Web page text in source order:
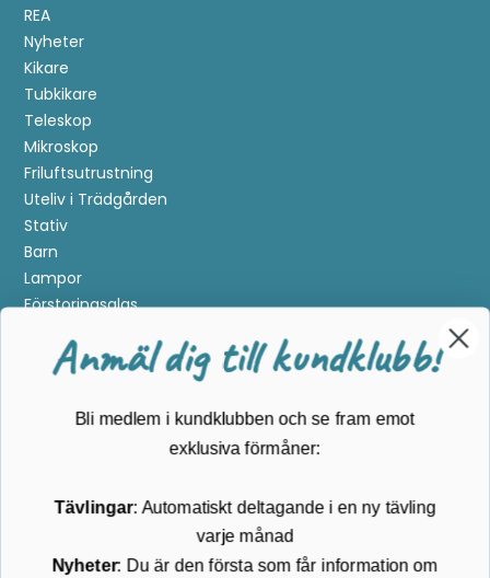
REA
Nyheter
Kikare
Tubkikare
Teleskop
Mikroskop
Friluftsutrustning
Uteliv i Trädgården
Stativ
Barn
Lampor
Förstoringsglas
Guider
Mærker
Köpvillkor
Cookies
Anmäl dig till kundklubb!
Bli medlem i kundklubben och se fram emot
exklusiva förmåner:
Tävlingar: Automatiskt deltagande i en ny tävling
varje månad
Nyheter: Du är den första som får information om